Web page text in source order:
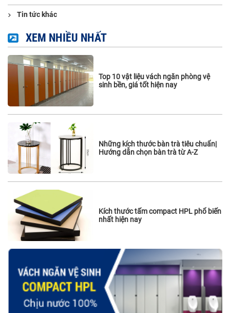
Tin tức khác
XEM NHIỀU NHẤT
Top 10 vật liệu vách ngăn phòng vệ
sinh bền, giá tốt hiện nay
Những kích thước bàn trà tiêu chuẩn|
Hướng dẫn chọn bàn trà từ A-Z
Kích thước tấm compact HPL phổ biến
nhất hiện nay